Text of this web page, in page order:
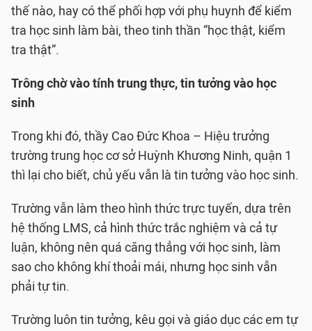
thế nào, hay có thể phối hợp với phụ huynh để kiểm
tra học sinh làm bài, theo tinh thần “học thật, kiểm
tra thật”.
Trông chờ vào tính trung thực, tin tưởng vào học
sinh
Trong khi đó, thầy Cao Đức Khoa – Hiệu trưởng
trường trung học cơ sở Huỳnh Khương Ninh, quận 1
thì lại cho biết, chủ yếu vẫn là tin tưởng vào học sinh.
Trường vẫn làm theo hình thức trực tuyến, dựa trên
hệ thống LMS, cả hình thức trắc nghiệm và cả tự
luận, không nên quá căng thẳng với học sinh, làm
sao cho không khí thoải mái, nhưng học sinh vẫn
phải tự tin.
Trường luôn tin tưởng, kêu gọi và giáo dục các em tự